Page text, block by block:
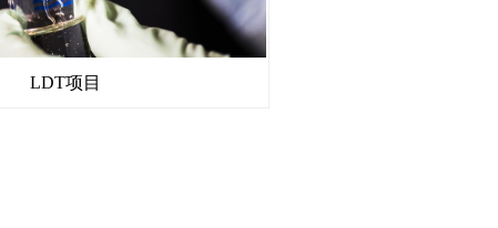
LDT项目